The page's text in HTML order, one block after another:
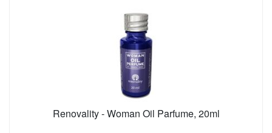
Renovality - Woman Oil Parfume, 20ml